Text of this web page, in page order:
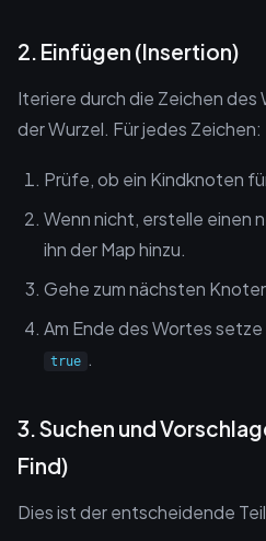
2. Einfügen (Insertion)
Iteriere durch die Zeichen des
der Wurzel. Für jedes Zeichen:
Prüfe, ob ein Kindknoten
Wenn nicht, erstelle einen
ihn der Map hinzu.
Gehe zum nächsten
Am Ende des Wortes setze
true .
3. Suchen und
Find)
Dies ist der entscheidende